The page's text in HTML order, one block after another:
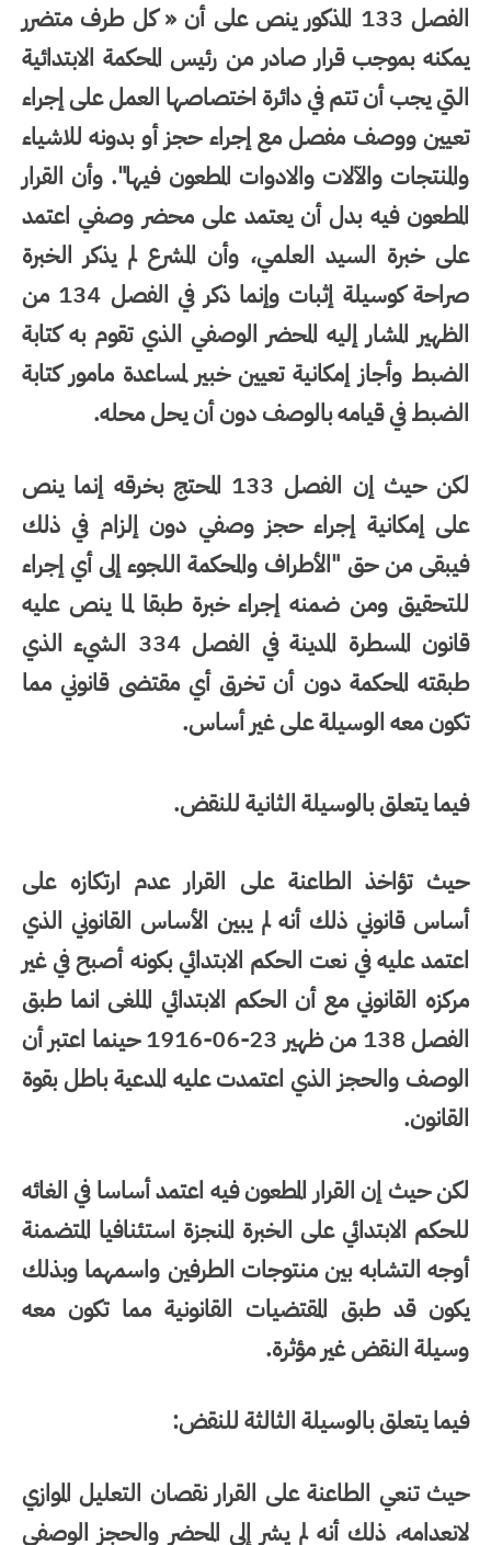
الفصل 133 المذكور ينص على أن « كل طرف متضرر
يمكنه بموجب قرار صادر من رئيس المحكمة الابتدائية
التي يجب أن تتم في دائرة اختصاصها العمل على إجراء
تعيين ووصف مفصل مع إجراء حجز أو بدونه للاشياء
والمنتجات والآلات والادوات المطعون فيها". وأن القرار
المطعون فيه بدل أن يعتمد على محضر وصفي اعتمد
على خبرة السيد العلمي، وأن المشرع لم يذكر الخبرة
صراحة كوسيلة إثبات وإنما ذكر في الفصل 134 من
الظهير المشار إليه المحضر الوصفي الذي تقوم به كتابة
الضبط وأجاز إمكانية تعيين خبير لمساعدة مامور كتابة
الضبط في قيامه بالوصف دون أن يحل محله.
لكن حيث إن الفصل 133 المحتج بخرقه إنما ينص
على إمكانية إجراء حجز وصفي دون إلزام في ذلك
فيبقى من حق "الأطراف والمحكمة اللجوء إلى أي إجراء
للتحقيق ومن ضمنه إجراء خبرة طبقا لما ينص عليه
قانون المسطرة المدينة في الفصل 334 الشيء الذي
طبقته المحكمة دون أن تخرق أي مقتضى قانوني مما
تكون معه الوسيلة على غير أساس.
فيما يتعلق بالوسيلة الثانية للنقض.
حيث تؤاخذ الطاعنة على القرار عدم ارتكازه على
أساس قانوني ذلك أنه لم يبين الأساس القانوني الذي
اعتمد عليه في نعت الحكم الابتدائي بكونه أصبح في غير
مركزه القانوني مع أن الحكم الابتدائي الملغى انما طبق
الفصل 138 من ظهير 23-06-1916 حينما اعتبر أن
الوصف والحجز الذي اعتمدت عليه المدعية باطل بقوة
القانون.
لكن حيث إن القرار المطعون فيه اعتمد أساسا في الغائه
للحكم الابتدائي على الخبرة المنجزة استئنافيا المتضمنة
أوجه التشابه بين منتوجات الطرفين واسمهما وبذلك
يكون قد طبق المقتضيات القانونية مما تكون معه
وسيلة النقض غير مؤثرة.
فيما يتعلق بالوسيلة الثالثة للنقض:
حيث تنعي الطاعنة على القرار نقصان التعليل الموازي
لانعدامه، ذلك أنه لم يشر إلى المحضر والحجز الوصفي